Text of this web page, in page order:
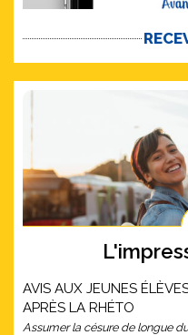
AVIS AUX JEUNES
APRÈS LA RHÉTO
Assumer la césure de longue